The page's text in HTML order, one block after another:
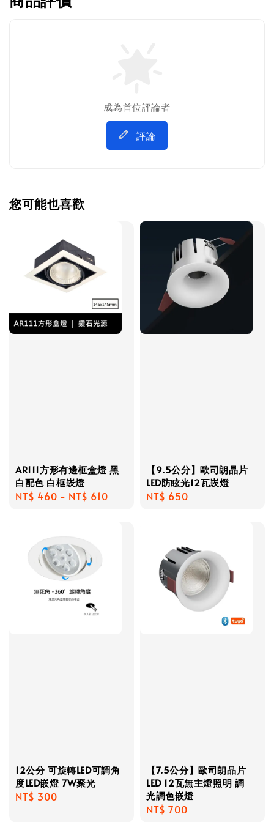
成為首位評論者
評論
您可能也喜歡
AR111方形有邊框盒燈 黑
白配色 白框崁燈
Regular
NT$ 460 - NT$ 610
【9.5公分】歐司朗晶片
LED防眩光12瓦崁燈
Regular
NT$ 650
12公分 可旋轉LED可調角
度LED嵌燈 7W聚光
Regular
NT$ 300
【7.5公分】歐司朗晶片
LED 12瓦無主燈照明 調
光調色嵌燈
Regular
NT$ 700